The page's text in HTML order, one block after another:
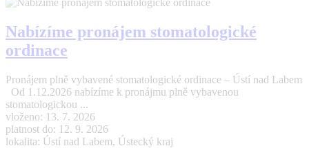
Nabízíme pronájem stomatologické
ordinace
Pronájem plně vybavené stomatologické ordinace – Ústí nad Labem
Od 1.12.2026 nabízíme k pronájmu plně vybavenou
stomatologickou ...
vloženo: 13. 7. 2026
platnost do: 12. 9. 2026
lokalita: Ústí nad Labem, Ústecký kraj